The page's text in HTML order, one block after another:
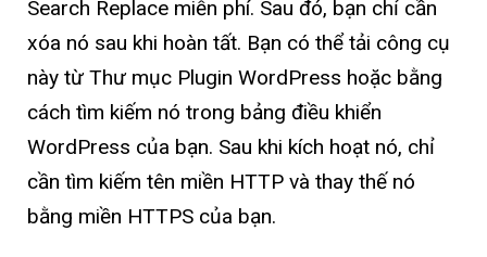
Search Replace miễn phí. Sau đó, bạn chỉ cần
xóa nó sau khi hoàn tất. Bạn có thể tải công cụ
này từ Thư mục Plugin WordPress hoặc bằng
cách tìm kiếm nó trong bảng điều khiển
WordPress của bạn. Sau khi kích hoạt nó, chỉ
cần tìm kiếm tên miền HTTP và thay thế nó
bằng miền HTTPS của bạn.